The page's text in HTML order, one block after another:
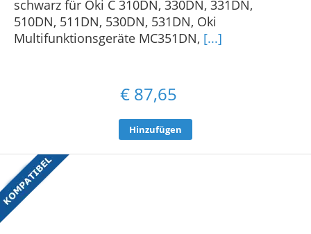
schwarz für Oki C 310DN, 330DN, 331DN,
510DN, 511DN, 530DN, 531DN, Oki
Multifunktionsgeräte MC351DN, [...]
€ 87,65
Hinzufügen